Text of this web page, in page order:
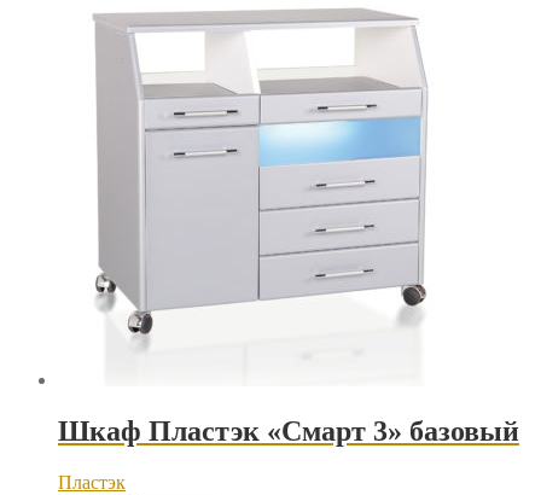
Шкаф Пластэк «Смарт 3» базовый
Пластэк